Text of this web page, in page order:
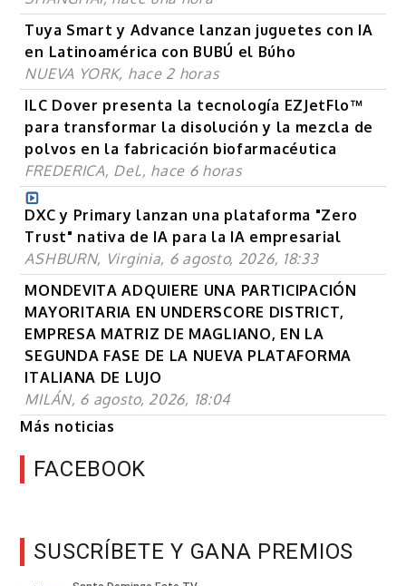
Tuya Smart y Advance lanzan juguetes con IA
en Latinoamérica con BUBÚ el Búho
NUEVA YORK, hace 2 horas
ILC Dover presenta la tecnología EZJetFlo™
para transformar la disolución y la mezcla de
polvos en la fabricación biofarmacéutica
FREDERICA, Del., hace 6 horas
DXC y Primary lanzan una plataforma "Zero
Trust" nativa de IA para la IA empresarial
ASHBURN, Virginia, 6 agosto, 2026, 18:33
MONDEVITA ADQUIERE UNA PARTICIPACIÓN
MAYORITARIA EN UNDERSCORE DISTRICT,
EMPRESA MATRIZ DE MAGLIANO, EN LA
SEGUNDA FASE DE LA NUEVA PLATAFORMA
ITALIANA DE LUJO
MILÁN, 6 agosto, 2026, 18:04
Más noticias
FACEBOOK
SUSCRÍBETE Y GANA PREMIOS